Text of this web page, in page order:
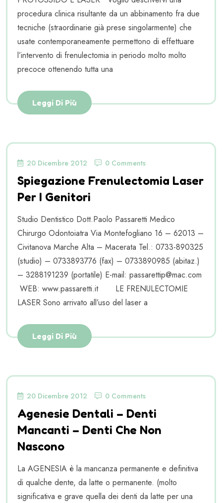
procedura clinica risultante da un abbinamento fra due
tecniche (straordinarie già prese singolarmente) che
usate contemporaneamente permettono di effettuare
l’intervento di frenulectomia in periodo molto molto
precoce ottenendo tutta una
Leggi Di Più
20 Dicembre 2012 0 Comments
Spiegazione Frenulectomia Laser
Per I Genitori
Studio Dentistico Dott.Paolo Passaretti Medico
Chirurgo Odontoiatra Via Montefogliano 16 – 62013 –
Civitanova Marche Alta – Macerata Tel.: 0733-890325
(studio) – 0733893776 (fax) – 0733890985 (abitaz.)
– 3288191239 (portatile) E-mail: passarettip@mac.com
WEB: www.passaretti.it LE FRENULECTOMIE
LASER Sono arrivato all’uso del laser a
Leggi Di Più
20 Dicembre 2012 0 Comments
Agenesie Dentali – Denti
Mancanti – Denti Che Non
Nascono
La AGENESIA è la mancanza permanente e definitiva
di qualche dente, da latte o permanente. (molto
significativa e grave quella dei denti da latte per una